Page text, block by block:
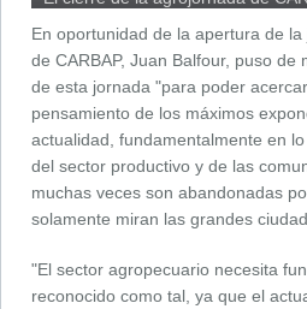
Balfour, Gilberto Alegre,
Llorente.
En oportunidad de la apertura de
de CARBAP, Juan Balfour, puso de
de esta jornada "para poder
pensamiento de los máximos
actualidad, fundamentalmente en
del sector productivo y de las
muchas veces son abandonadas
solamente miran las grandes
"El sector agropecuario necesita
reconocido como tal, ya que el